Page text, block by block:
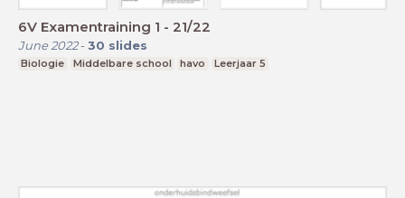
6V Examentraining 1 - 21/22
June 2022- 30 slides
Biologie Middelbare school havo Leerjaar 5